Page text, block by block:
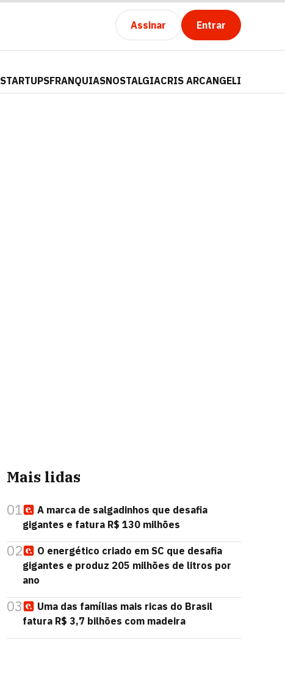
Assinar Entrar
STARTUPSFRANQUIASNOSTALGIACRIS ARCANGELI
Mais lidas
01
A marca de salgadinhos que desafia
gigantes e fatura R$ 130 milhões
02
O energético criado em SC que desafia
gigantes e produz 205 milhões de litros por
ano
03
Uma das famílias mais ricas do Brasil
fatura R$ 3,7 bilhões com madeira